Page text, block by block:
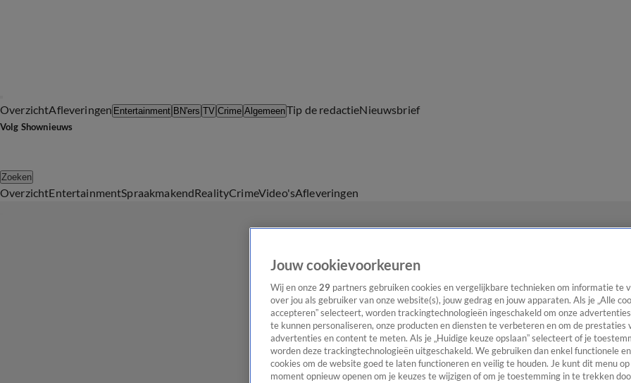
OverzichtAfleveringen Entertainment BN'ers TV Crime AlgemeenTip de redactieNieuwsbrief
Volg Shownieuws
Zoeken
OverzichtEntertainmentSpraakmakendRealityCrimeVideo'sAfleveringen
Jouw cookievoorkeuren
Wij en onze 29 partners gebruiken cookies en vergelijkbare technieken om informatie te
over jou als gebruiker van onze website(s), jouw gedrag en jouw apparaten. Als je „Alle
accepteren” selecteert, worden trackingtechnologieën ingeschakeld om onze
te kunnen personaliseren, onze producten en diensten te verbeteren en om de prestaties
advertenties en content te meten. Als je „Huidige keuze opslaan” selecteert of je
worden deze trackingtechnologieën uitgeschakeld. We gebruiken dan enkel functionele
cookies om de website goed te laten functioneren en veilig te houden. Je kunt dit menu
moment opnieuw openen om je keuzes te wijzigen of om je toestemming in te trekken